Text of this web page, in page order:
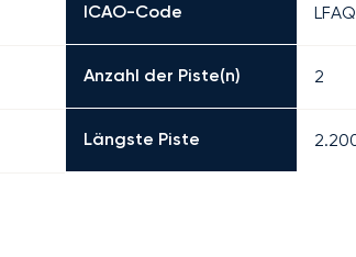
ICAO-Code LFAQ
Anzahl der Piste(n) 2
Längste Piste